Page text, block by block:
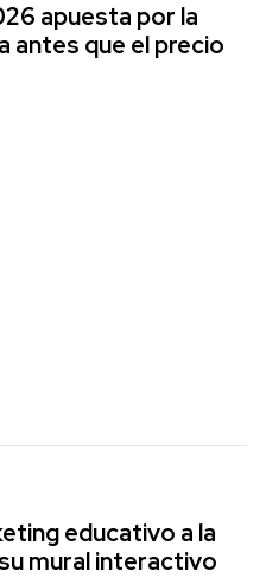
apuesta por la
antes que el precio
educativo a la
mural interactivo